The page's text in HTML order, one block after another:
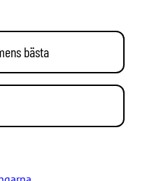
bästa
styrs av de här tre
smidigt sätt. Du får lätt